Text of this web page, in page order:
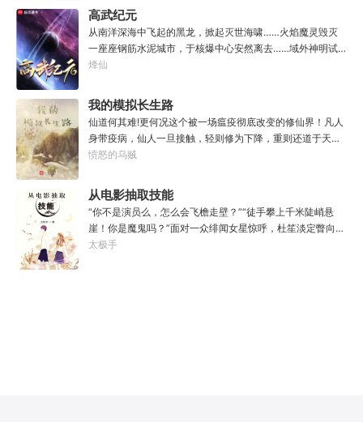
力解锁图鉴。3.一切解释归游戏所有。
之志。一时机发，便可翻云覆雨，决势分野，定鼎问道，证
位成龙。作为一个迷路的穿越者，张行一开始也想成龙，但
后来，他发现这个行当卷的太厉害了，就决定改行，去黜落
群龙。所谓行尽天下路，使天地处处通，黜遍天下龙，使世
间人人可为龙。
高武纪元
从南洋深海中飞起的黑龙，掀起灭世海啸……火焰魔灵毁灭
一座座钢筋水泥城市，于核爆中心安然离去……域外神明试
图统治整片星海……这是人类科技高度发达的未来世界。也
源，心怀能观想星海的奇异神宫，在这个世界艰难前行。多
年以后。“我现在的飞行速度是122682米/每秒，力量爆发
是……”李源在距蓝星表层约180公里的大气层中极速飞行，
冰冷眸子盯着昏暗虚空尽头那条形似神话传说中神龙的庞然
大物：“你，应该是所有入侵半神生命体中最强的一个
烽仙
我的模拟长生路
仙道何其难!更何况这个被一场瘟疫彻底改变的修仙界！凡人
身带疫病，仙人一旦接触，轻则修为下降，重则还道于天，
于是仙凡永隔；仙法不可同修，整个修仙界成为了一个巨大
凡尘中打滚，蹉跎一生。好在临终之时终于觉醒异宝，能够
化真为假，将真实的人生转为黄粱一梦，重回刚穿越之时！
于是，李凡开始了他的漫漫长生路！第二世，李凡历时五十
载终权倾天下，但却遍寻世间而不见仙踪。只在人生的末尾
得见仙人痕迹。第三世，李凡殚精竭虑、百般谋划，却终抵
愤怒的乌贼
从电影抽取技能
“你不是演员么，怎么会飞檐走壁？”“徒手攀上千米陡峭悬
崖！你是魔鬼吗？”面对一众绯闻女星惊呼，杜笙淡定瞥向从
影片中获得的绝技：【龙象般若功（紫）：十龙十象之力，
太极手